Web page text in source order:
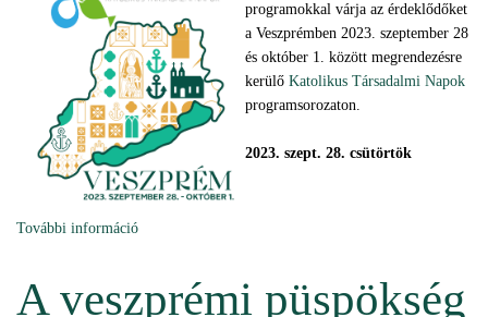
programokkal várja az érdeklődőket
a Veszprémben 2023. szeptember 28
és október 1. között megrendezésre
kerülő Katolikus Társadalmi Napok
programsorozaton.
2023. szept. 28. csütörtök
További információ
A veszprémi püspökség